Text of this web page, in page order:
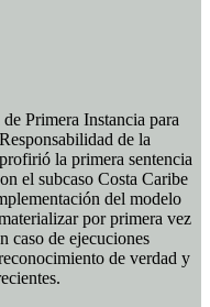
Primera Instancia para
de la
la primera sentencia
el subcaso Costa Caribe
del modelo
por primera vez
caso de ejecuciones
de verdad y